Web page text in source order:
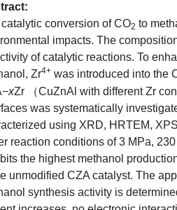
conversion of CO2 to
impacts. The
of catalytic reactions. To
Zr4+ was introduced into the
xZr （CuZnAl with different Zr
was systematically
using XRD, HRTEM,
reaction conditions of 3 MPa,
the highest methanol
unmodified CZA catalyst. The
synthesis activity is